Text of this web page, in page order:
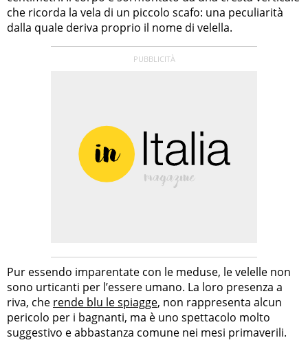
che ricorda la vela di un piccolo scafo: una peculiarità
dalla quale deriva proprio il nome di velella.
Pur essendo imparentate con le meduse, le velelle non
sono urticanti per l’essere umano. La loro presenza a
riva, che rende blu le spiagge, non rappresenta alcun
pericolo per i bagnanti, ma è uno spettacolo molto
suggestivo e abbastanza comune nei mesi primaverili.